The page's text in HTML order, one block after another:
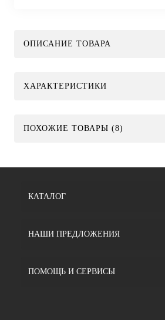
ОПИСАНИЕ ТОВАРА
ХАРАКТЕРИСТИКИ
ПОХОЖИЕ ТОВАРЫ (8)
КАТАЛОГ
НАШИ ПРЕДЛОЖЕНИЯ
ПОМОЩЬ И СЕРВИСЫ